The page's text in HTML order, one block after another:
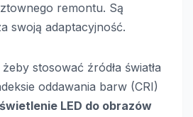
remontu. Są
swoją adaptacyjność.
stosować źródła światła
oddawania barw (CRI)
LED do obrazów